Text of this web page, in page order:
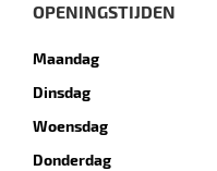
OPENINGSTIJDEN
Maandag
Dinsdag
Woensdag
Donderdag